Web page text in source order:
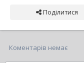
Поділитися
Коментарів немає